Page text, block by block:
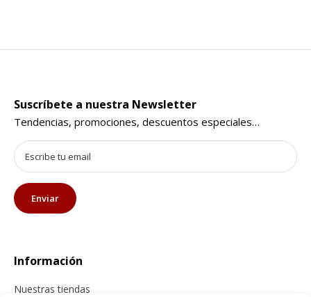
Suscríbete a nuestra Newsletter
Tendencias, promociones, descuentos especiales…
Información
Nuestras tiendas